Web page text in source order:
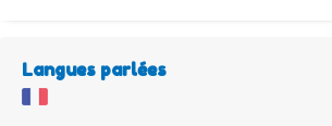
Langues parlées